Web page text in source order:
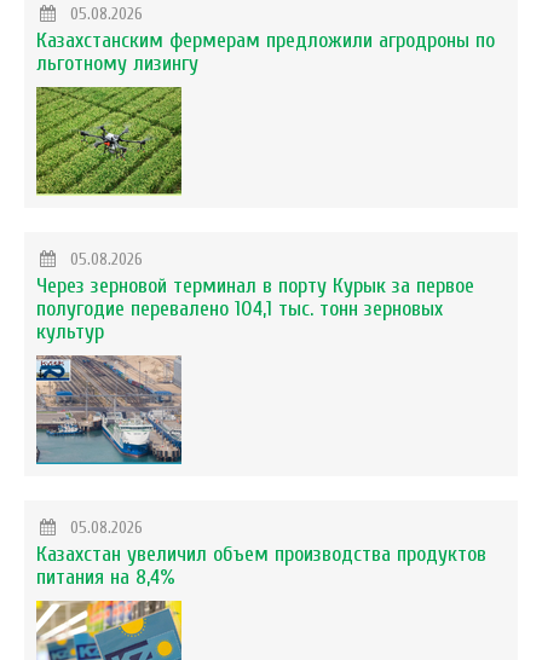
05.08.2026
Казахстанским фермерам предложили агродроны по
льготному лизингу
05.08.2026
Через зерновой терминал в порту Курык за первое
полугодие перевалено 104,1 тыс. тонн зерновых
культур
05.08.2026
Казахстан увеличил объем производства продуктов
питания на 8,4%